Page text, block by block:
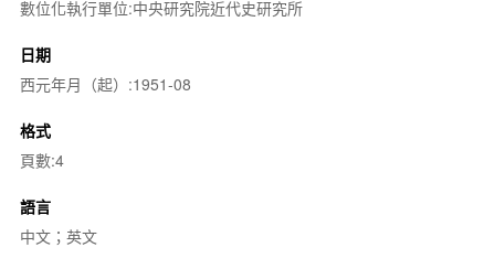
數位化執行單位:中央研究院近代史研究所
日期
西元年月（起）:1951-08
格式
頁數:4
語言
中文；英文